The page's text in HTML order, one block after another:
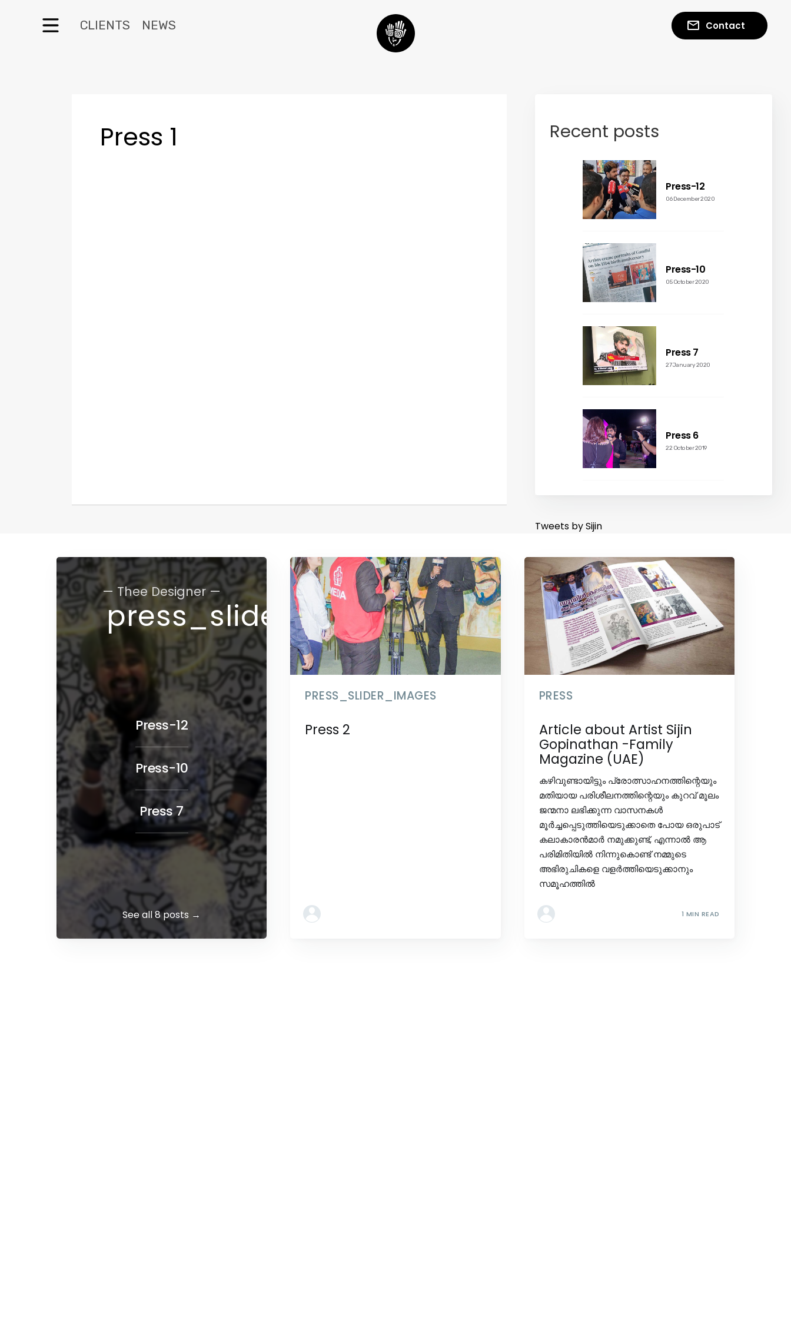
CLIENTS NEWS Contact
Press 1 Recent posts
Press-12
06 December 2020
Press-10
05 October 2020
Press 7
27 January 2020
Press 6
22 October 2019
Tweets by Sijin
— Thee Designer —
press_slider_images
Press-12
Press-10
Press 7
See all 8 posts →
PRESS_SLIDER_IMAGES
Press 2
PRESS
Article about Artist Sijin
Gopinathan -Family
Magazine (UAE)
കഴിവുണ്ടായിട്ടും പ്രോത്സാഹനത്തിന്റെയും
മതിയായ പരിശീലനത്തിന്റെയും കുറവ് മൂലം
ജന്മനാ ലഭിക്കുന്ന വാസനകൾ
മൂർച്ചപ്പെടുത്തിയെടുക്കാതെ പോയ ഒരുപാട്
കലാകാരൻമാർ നമുക്കുണ്ട്, എന്നാൽ ആ
പരിമിതിയിൽ നിന്നുകൊണ്ട് നമ്മുടെ
അഭിരുചികളെ വളർത്തിയെടുക്കാനും
സമൂഹത്തിൽ
1 MIN READ